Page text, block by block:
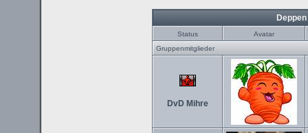
Status
Avatar
Gruppenmitglieder
DvD Mihre